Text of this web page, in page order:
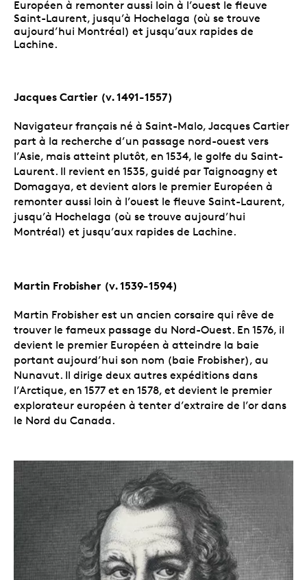
Jacques Cartier (v. 1491-1557)
Navigateur français né à Saint-Malo, Jacques Cartier
part à la recherche d’un passage nord-ouest vers
l’Asie, mais atteint plutôt, en 1534, le golfe du Saint-
Laurent. Il revient en 1535, guidé par Taignoagny et
Domagaya, et devient alors le premier Européen à
remonter aussi loin à l’ouest le fleuve Saint-Laurent,
jusqu’à Hochelaga (où se trouve aujourd’hui
Montréal) et jusqu’aux rapides de Lachine.
Martin Frobisher (v. 1539-1594)
Martin Frobisher est un ancien corsaire qui rêve de
trouver le fameux passage du Nord-Ouest. En 1576, il
devient le premier Européen à atteindre la baie
portant aujourd’hui son nom (baie Frobisher), au
Nunavut. Il dirige deux autres expéditions dans
l’Arctique, en 1577 et en 1578, et devient le premier
explorateur européen à tenter d’extraire de l’or dans
le Nord du Canada.